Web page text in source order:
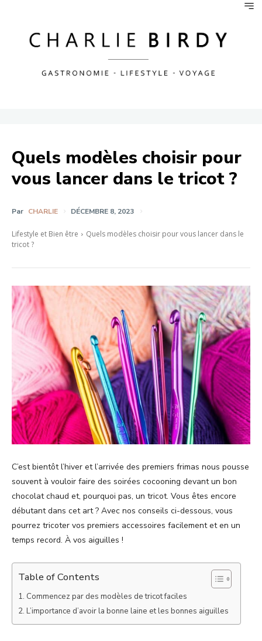
Quels modèles choisir pour
vous lancer dans le tricot ?
Par CHARLIE DÉCEMBRE 8, 2023
Lifestyle et Bien être
Quels modèles choisir pour vous lancer dans le
tricot ?
C’est bientôt l’hiver et l’arrivée des premiers frimas nous pousse
souvent à vouloir faire des soirées cocooning devant un bon
chocolat chaud et, pourquoi pas, un tricot. Vous êtes encore
débutant dans cet art ? Avec nos conseils ci-dessous, vous
pourrez tricoter vos premiers accessoires facilement et en un
temps record. À vos aiguilles !
Table of Contents
Commencez par des modèles de tricot faciles
L’importance d’avoir la bonne laine et les bonnes aiguilles